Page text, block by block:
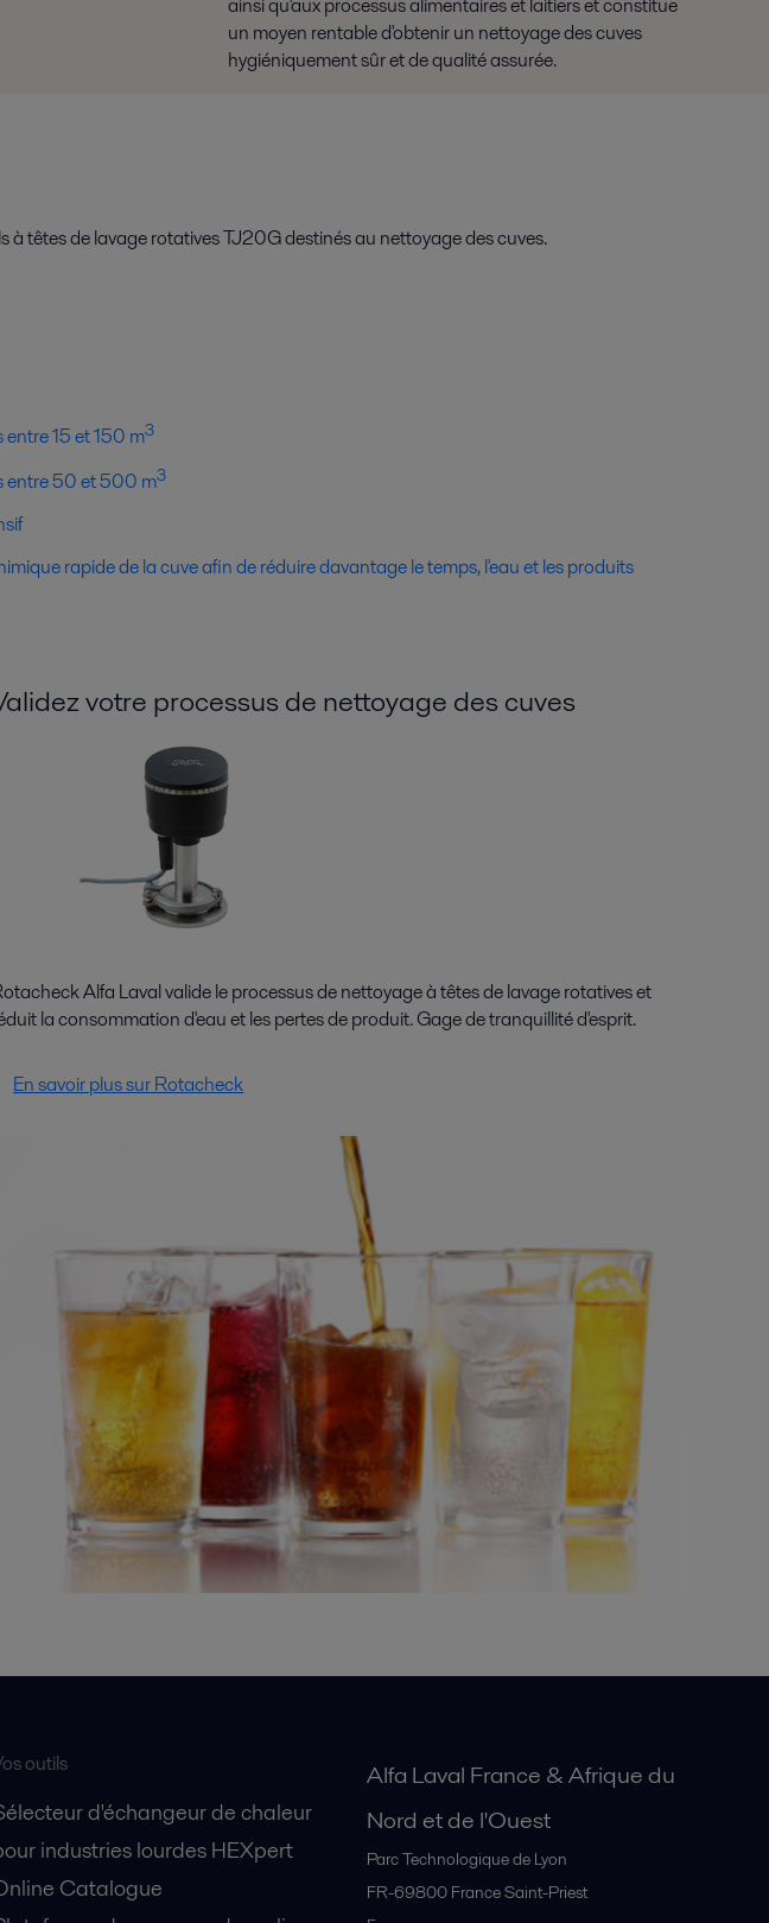
ainsi qu'aux processus alimentaires et laitiers et constitue
un moyen rentable d'obtenir un nettoyage des cuves
hygiéniquement sûr et de qualité assurée.
têtes de lavage rotatives TJ20G destinés au nettoyage des cuves.
15 et 150 m3
entre 50 et 500 m3
rapide de la cuve afin de réduire davantage le temps, l'eau et les produits
votre processus de nettoyage des cuves
Alfa Laval valide le processus de nettoyage à têtes de lavage rotatives et
la consommation d'eau et les pertes de produit. Gage de tranquillité d'esprit.
En savoir plus sur Rotacheck
outils
d'échangeur de chaleur
industries lourdes HEXpert
Catalogue
Alfa Laval France & Afrique du
Nord et de l'Ouest
Parc Technologique de Lyon
FR-69800 France Saint-Priest